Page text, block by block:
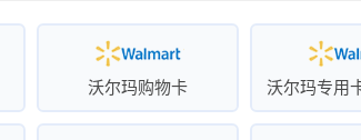
沃尔玛购物卡 沃尔玛专用